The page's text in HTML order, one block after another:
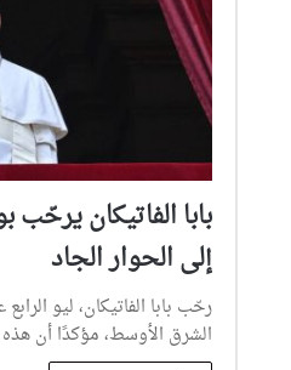
بابا الفاتيكان
إلى الحوار الجاد
رحّب بابا الفاتيكان، ليو
الشرق الأوسط، مؤكدًا أن